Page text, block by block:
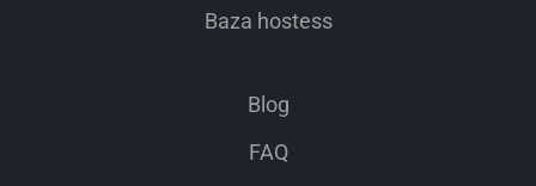
Baza hostess
Blog
FAQ